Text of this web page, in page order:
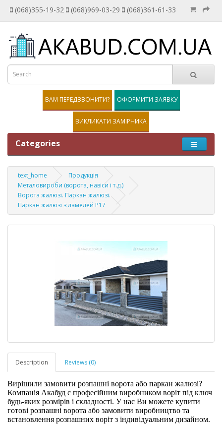
(068)355-19-32 (068)969-03-29 (068)361-61-33
ВАМ ПЕРЕДЗВОНИТИ? ОФОРМИТИ ЗАЯВКУ
ВИКЛИКАТИ ЗАМІРНИКА
Categories
text_home
Продукція
Металовироби (ворота, навіси і т.д.)
Ворота жалюзі. Паркан жалюзі.
Паркан жалюзі з ламелей Р17
Description Reviews (0)
Вирішили замовити розпашні ворота або паркан жалюзі?
Компанія Акабуд є професійним виробником воріт під ключ
будь-яких розмірів і складності. У нас Ви можете купити
готові розпашні ворота або замовити виробництво та
встановлення розпашних воріт з індивідуальним дизайном.